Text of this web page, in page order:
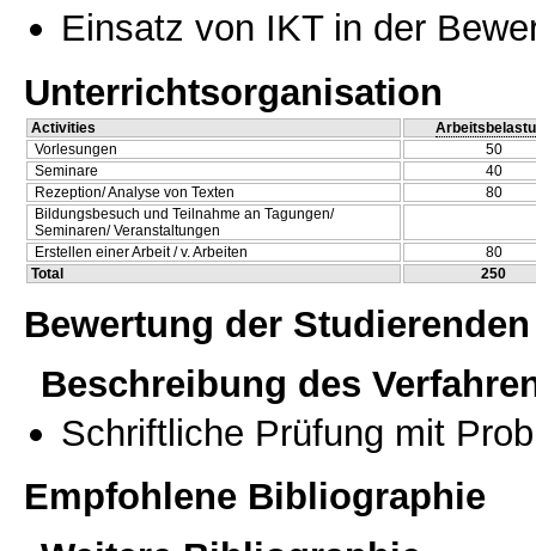
Einsatz von IKT in der
Unterrichtsorganisation
Activities
Vorlesungen
50
Seminare
40
Rezeption/ Analyse von Texten
80
Bildungsbesuch und Teilnahme an Tagungen/
Seminaren/ Veranstaltungen
Erstellen einer Arbeit / v. Arbeiten
80
Total
250
Bewertung der Studierenden
Beschreibung des
Schriftliche Prüfung mit
Empfohlene Bibliographie